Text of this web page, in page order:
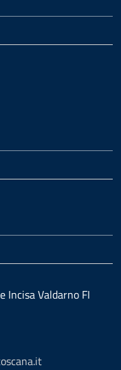
Incisa Valdarno FI